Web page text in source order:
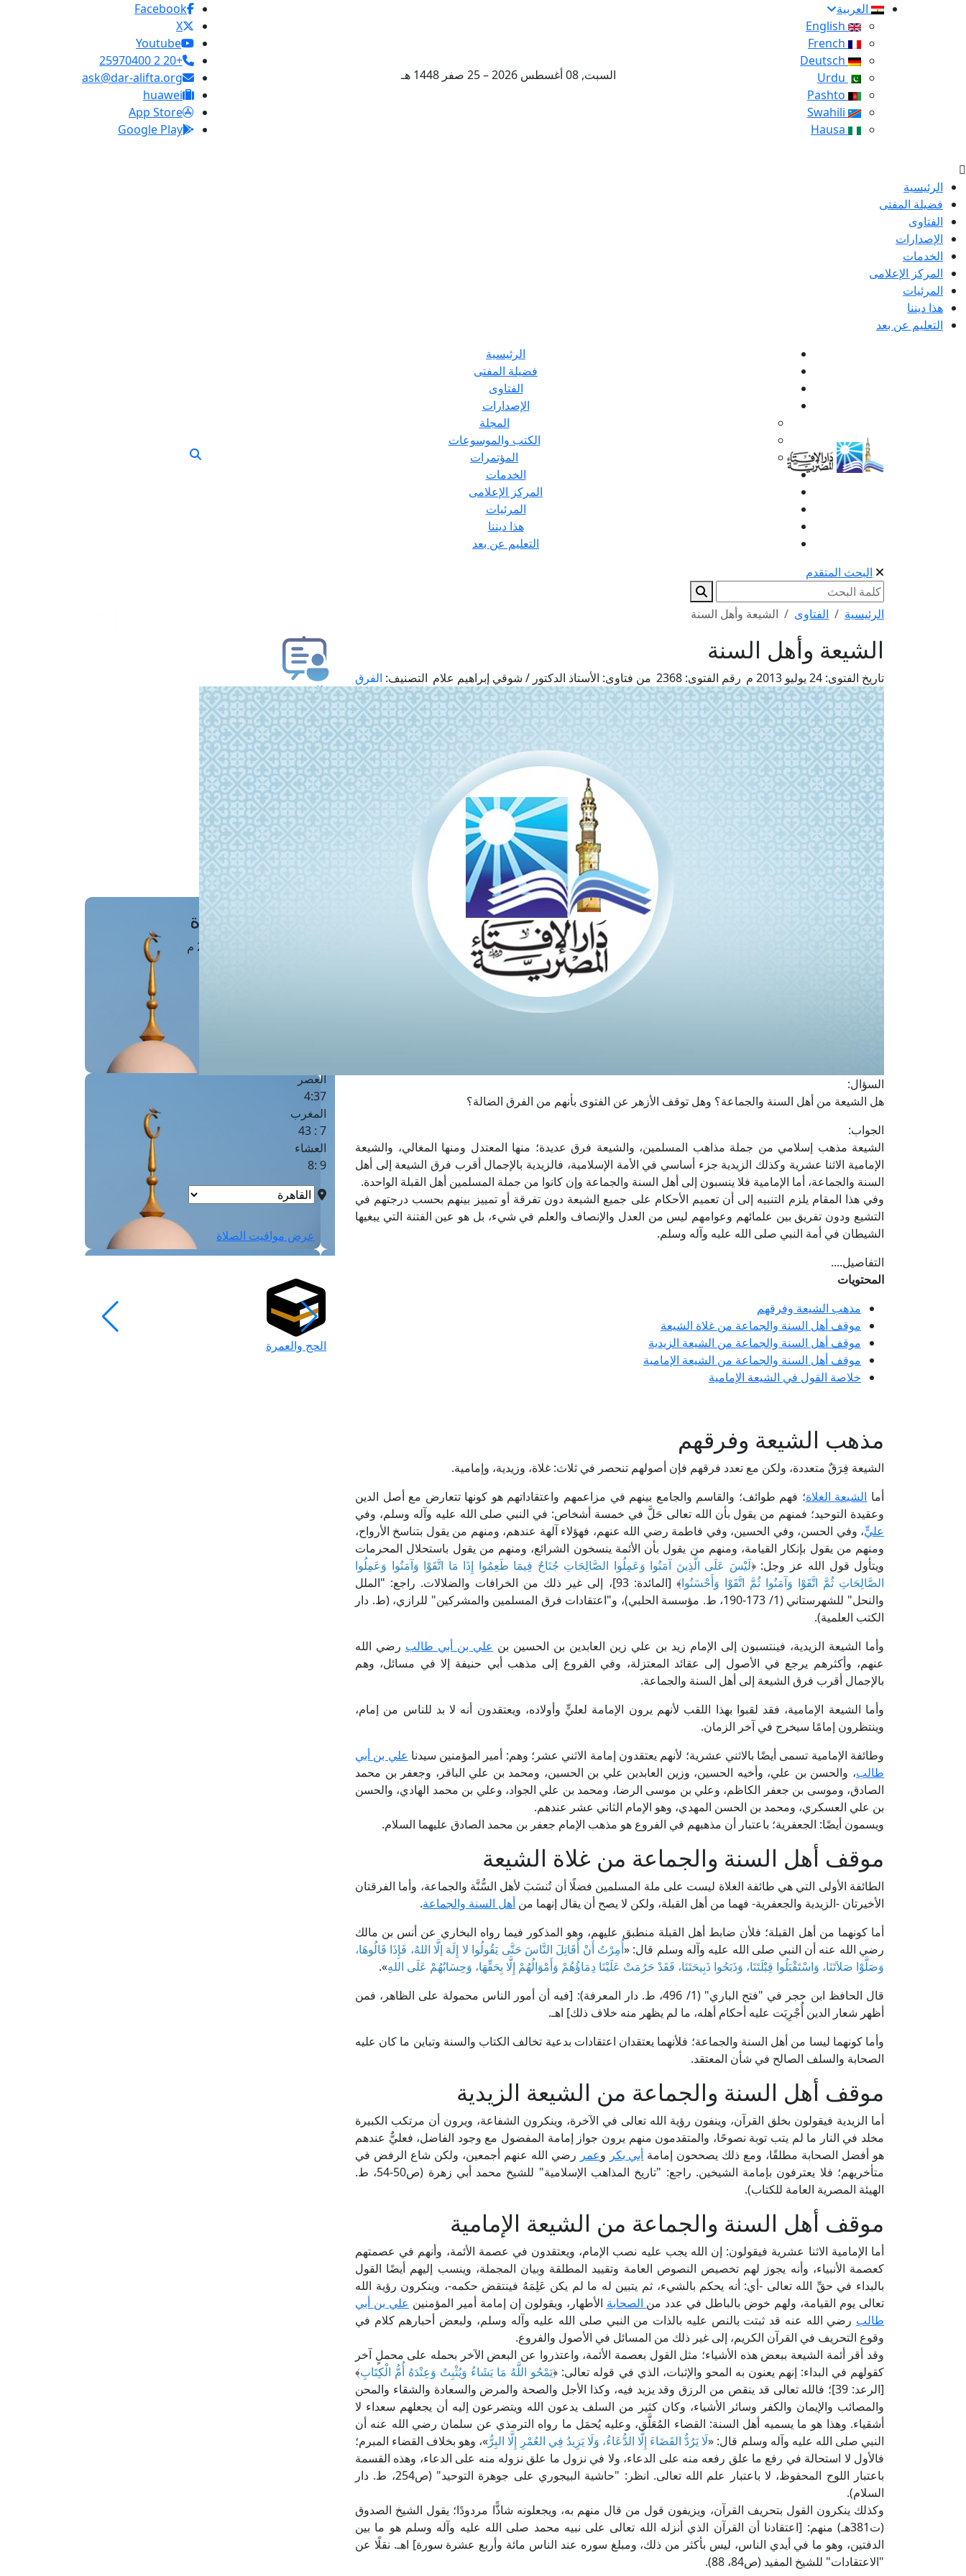
العربية
السبت, 08 أغسطس 2026 – 25 صفر 1448 هـ
Facebook
X
Youtube
+20 2 25970400
ask@dar-alifta.org
huawei
App Store
Google Play
الرئيسية
فضيلة المفتى
الفتاوى
الإصدارات
الخدمات
المركز الإعلامى
المرئيات
هذا ديننا
التعليم عن بعد
الرئيسية
فضيلة المفتى
الفتاوى
الإصدارات
المجلة
الكتب والموسوعات
المؤتمرات
الخدمات
المركز الإعلامى
المرئيات
هذا ديننا
التعليم عن بعد
البحث المتقدم
الرئيسية الفتاوى الشيعة وأهل السنة
الشيعة وأهل السنة
تاريخ الفتوى: رقم الفتوى: من فتاوى: الأستاذ الدكتور / شوقي إبراهيم علام التصنيف: الفرق
السؤال:
هل الشيعة من أهل السنة والجماعة؟ وهل توقف الأزهر عن الفتوى بأنهم من الفرق الضالة؟
الجواب:
الشيعة مذهب إسلامي من جملة مذاهب المسلمين، والشيعة فرق عديدة؛ منها المعتدل ومنها المغالي، والشيعة
الإمامية الاثنا عشرية وكذلك الزيدية جزء أساسي في الأمة الإسلامية، فالزيدية بالإجمال أقرب فرق الشيعة إلى أهل
السنة والجماعة، أما الإمامية فلا ينسبون إلى أهل السنة والجماعة وإن كانوا من جملة المسلمين أهل القبلة الواحدة.
وفي هذا المقام يلزم التنبيه إلى أن تعميم الأحكام على جميع الشيعة دون تفرقة أو تمييز بينهم بحسب درجتهم في
التشيع ودون تفريق بين علمائهم وعوامهم ليس من العدل والإنصاف والعلم في شيء، بل هو عين الفتنة التي يبغيها
الشيطان في أمة النبي صلى الله عليه وآله وسلم.
التفاصيل....
المحتويات
مذهب الشيعة وفرقهم
موقف أهل السنة والجماعة من غلاة الشيعة
موقف أهل السنة والجماعة من الشيعة الزيدية
موقف أهل السنة والجماعة من الشيعة الإمامية
خلاصة القول في الشيعة الإمامية
مذهب الشيعة وفرقهم
الشيعة فِرَقٌ متعددة، ولكن مع تعدد فرقهم فإن أصولهم تنحصر في ثلاث: غلاة، وزيدية، وإمامية.
أما الشيعة الغلاة؛ فهم طوائف؛ والقاسم والجامع بينهم في مزاعمهم واعتقاداتهم هو كونها تتعارض مع أصل الدين
وعقيدة التوحيد؛ فمنهم من يقول بأن الله تعالى حَلَّ في خمسة أشخاص: في النبي صلى الله عليه وآله وسلم، وفي
عليٍّ، وفي الحسن، وفي الحسين، وفي فاطمة رضي الله عنهم، فهؤلاء آلهة عندهم، ومنهم من يقول بتناسخ الأرواح،
ومنهم من يقول بإنكار القيامة، ومنهم من يقول بأن الأئمة ينسخون الشرائع، ومنهم من يقول باستحلال المحرمات
ويتأول قول الله عز وجل: ﴿لَيْسَ عَلَى الَّذِينَ آمَنُوا وَعَمِلُوا الصَّالِحَاتِ جُنَاحٌ فِيمَا طَعِمُوا إِذَا مَا اتَّقَوْا وَآمَنُوا وَعَمِلُوا
الصَّالِحَاتِ ثُمَّ اتَّقَوْا وَآمَنُوا ثُمَّ اتَّقَوْا وَأَحْسَنُوا
﴾ [المائدة: 93]، إلى غير ذلك من الخرافات والضلالات. راجع: "الملل
والنحل" للشهرستاني (1/ 173-190، ط. مؤسسة الحلبي)، و"اعتقادات فرق المسلمين والمشركين" للرازي، (ط. دار
الكتب العلمية).
وأما الشيعة الزيدية، فينتسبون إلى الإمام زيد بن علي زين العابدين بن الحسين بن علي بن أبي طالب رضي الله
عنهم، وأكثرهم يرجع في الأصول إلى عقائد المعتزلة، وفي الفروع إلى مذهب أبي حنيفة إلا في مسائل، وهم
بالإجمال أقرب فرق الشيعة إلى أهل السنة والجماعة.
وأما الشيعة الإمامية، فقد لقبوا بهذا اللقب لأنهم يرون الإمامة لعليٍّ وأولاده، ويعتقدون أنه لا بد للناس من إمام،
وينتظرون إمامًا سيخرج في آخر الزمان.
وطائفة الإمامية تسمى أيضًا بالاثني عشرية؛ لأنهم يعتقدون إمامة الاثني عشر؛ وهم: أمير المؤمنين سيدنا علي بن أبي
طالب، والحسن بن علي، وأخيه الحسين، وزين العابدين علي بن الحسين، ومحمد بن علي الباقر، وجعفر بن محمد
الصادق، وموسى بن جعفر الكاظم، وعلي بن موسى الرضا، ومحمد بن علي الجواد، وعلي بن محمد الهادي، والحسن
بن علي العسكري، ومحمد بن الحسن المهدي، وهو الإمام الثاني عشر عندهم.
ويسمون أيضًا: الجعفرية؛ باعتبار أن مذهبهم في الفروع هو مذهب الإمام جعفر بن محمد الصادق عليهما السلام.
موقف أهل السنة والجماعة من غلاة الشيعة
الطائفة الأولى التي هي طائفة الغلاة ليست على ملة المسلمين فضلًا أن تُنسَبَ لأهل السُّنَّة والجماعة، وأما الفرقتان
الأخيرتان -الزيدية والجعفرية- فهما من أهل القبلة، ولكن لا يصح أن يقال إنهما من أهل السنة والجماعة.
أما كونهما من أهل القبلة؛ فلأن ضابط أهل القبلة منطبق عليهم، وهو المذكور فيما رواه البخاري عن أنس بن مالك
رضي الله عنه أن النبي صلى الله عليه وآله وسلم قال: «أُمِرْتُ أَنْ أُقَاتِلَ النَّاسَ حَتَّى يَقُولُوا لا إِلَهَ إلَّا اللهُ، فَإِذَا قَالُوهَا،
وَصَلَّوْا صَلاَتَنَا، وَاسْتَقْبَلُوا قِبْلَتَنَا، وَذَبَحُوا ذَبِيحَتَنَا، فَقَدْ حَرُمَتْ عَلَيْنَا دِمَاؤُهُمْ وَأَمْوَالُهُمْ إِلَّا بِحَقِّهَا، وَحِسَابُهُمْ عَلَى اللهِ».
قال الحافظ ابن حجر في "فتح الباري" (1/ 496، ط. دار المعرفة): [فيه أن أمور الناس محمولة على الظاهر، فمن
أظهر شعار الدين أُجْرِيَت عليه أحكام أهله، ما لم يظهر منه خلاف ذلك] اهـ.
وأما كونهما ليسا من أهل السنة والجماعة؛ فلأنهما يعتقدان اعتقادات بدعية تخالف الكتاب والسنة وتباين ما كان عليه
الصحابة والسلف الصالح في شأن المعتقد.
موقف أهل السنة والجماعة من الشيعة الزيدية
أما الزيدية فيقولون بخلق القرآن، وينفون رؤية الله تعالى في الآخرة، وينكرون الشفاعة، ويرون أن مرتكب الكبيرة
مخلد في النار ما لم يتب توبة نصوحًا، والمتقدمون منهم يرون جواز إمامة المفضول مع وجود الفاضل، فعليٌّ عندهم
هو أفضل الصحابة مطلقًا، ومع ذلك يصححون إمامة أبي بكر وعمر رضي الله عنهم أجمعين، ولكن شاع الرفض في
متأخريهم؛ فلا يعترفون بإمامة الشيخين. راجع: "تاريخ المذاهب الإسلامية" للشيخ محمد أبي زهرة (ص50-54، ط.
الهيئة المصرية العامة للكتاب).
موقف أهل السنة والجماعة من الشيعة الإمامية
أما الإمامية الاثنا عشرية فيقولون: إن الله يجب عليه نصب الإمام، ويعتقدون في عصمة الأئمة، وأنهم في عصمتهم
كعصمة الأنبياء، وأنه يجوز لهم تخصيص النصوص العامة وتقييد المطلقة وبيان المجملة، وينسب إليهم أيضًا القول
بالبداء في حقِّ الله تعالى -أي: أنه يحكم بالشيء، ثم يتبين له ما لم يكن عَلِمَهُ فينتقض حكمه-، وينكرون رؤية الله
تعالى يوم القيامة، ولهم خوض بالباطل في عدد من الصحابة الأطهار، ويقولون إن إمامة أمير المؤمنين علي بن أبي
طالب رضي الله عنه قد ثبتت بالنص عليه بالذات من النبي صلى الله عليه وآله وسلم، ولبعض أحبارهم كلام في
وقوع التحريف في القرآن الكريم، إلى غير ذلك من المسائل في الأصول والفروع.
وقد أقر أئمة الشيعة ببعض هذه الأشياء؛ مثل القول بعصمة الأئمة، واعتذروا عن البعض الآخر بحمله على محملٍ آخر
كقولهم في البداء: إنهم يعنون به المحو والإثبات، الذي في قوله تعالى: ﴿يَمْحُو اللَّهُ مَا يَشَاءُ وَيُثْبِتُ وَعِنْدَهُ أُمُّ الْكِتَابِ﴾
[الرعد: 39]؛ فالله تعالى قد ينقص من الرزق وقد يزيد فيه، وكذا الأجل والصحة والمرض والسعادة والشقاء والمحن
والمصائب والإيمان والكفر وسائر الأشياء، وكان كثير من السلف يدعون الله ويتضرعون إليه أن يجعلهم سعداء لا
أشقياء. وهذا هو ما يسميه أهل السنة: القضاء المُعَلَّق، وعليه يُحمَل ما رواه الترمذي عن سلمان رضي الله عنه أن
النبي صلى الله عليه وآله وسلم قال: «لَا يَرُدُّ القَضَاءَ إِلَّا الدُّعَاءُ، وَلَا يَزِيدُ فِي العُمْرِ إِلَّا البِرُّ»، وهو بخلاف القضاء المبرم؛
فالأول لا استحالة في رفع ما علق رفعه منه على الدعاء، ولا في نزول ما علق نزوله منه على الدعاء، وهذه القسمة
باعتبار اللوح المحفوظ، لا باعتبار علم الله تعالى. انظر: "حاشية البيجوري على جوهرة التوحيد" (ص254، ط. دار
السلام).
وكذلك ينكرون القول بتحريف القرآن، ويزيفون قول من قال منهم به، ويجعلونه شاذًّا مردودًا؛ يقول الشيخ الصدوق
(ت381هـ) منهم: [اعتقادنا أن القرآن الذي أنزله الله تعالى على نبيه محمد صلى الله عليه وآله وسلم هو ما بين
الدفتين، وهو ما في أيدي الناس، ليس بأكثر من ذلك، ومبلغ سوره عند الناس مائة وأربع عشرة سورة] اهـ. نقلًا عن
"الاعتقادات" للشيخ المفيد (ص84، 88).
طلب فتوى
استعلام عن فتوى
حجز موعد
الفتوى الهاتفية
مَواقِيتُ الصَّـــلاة
العصر
4:37
المغرب
7 : 43
العشاء
9 :8
عرض مواقيت الصلاة
الحج والعمرة